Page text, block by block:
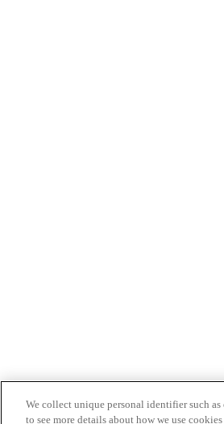
We collect unique personal identifier such
to see more details about how we use